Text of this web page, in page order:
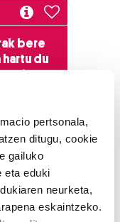
pertsonala,
ditugu, cookie
gailuko
eta eduki
neurketa,
eskaintzeko.
bere
hartu du
HITZA